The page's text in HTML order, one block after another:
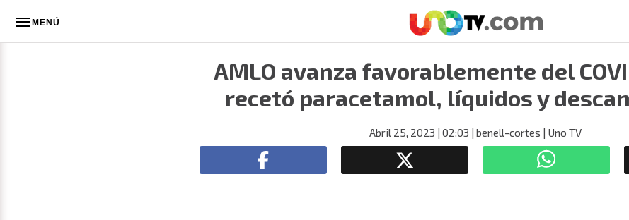
MENÚ
AMLO avanza favorablemente del
recetó paracetamol, líquidos y
Abril 25, 2023 | 02:03 | benell-cortes | Uno TV